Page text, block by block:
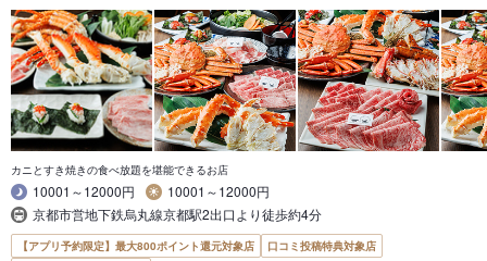
カニとすき焼きの食べ放題を堪能できるお店
10001～12000円
10001～12000円
京都市営地下鉄烏丸線京都駅2出口より徒歩約4分
【アプリ予約限定】最大800ポイント還元対象店
口コミ投稿特典対象店